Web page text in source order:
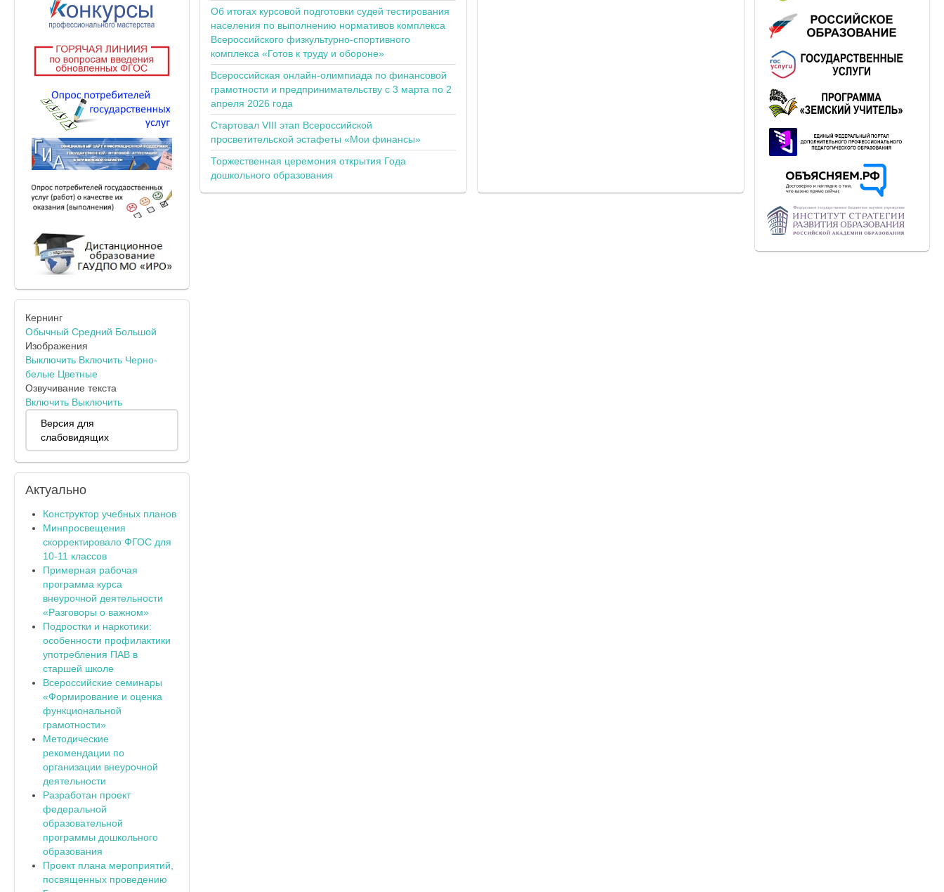
Об итогах курсовой подготовки судей тестирования
населения по выполнению нормативов комплекса
Всероссийского физкультурно-спортивного
комплекса «Готов к труду и обороне»
Всероссийская онлайн-олимпиада по финансовой
грамотности и предпринимательству с 3 марта по 2
апреля 2026 года
Стартовал VIII этап Всероссийской
просветительской эстафеты «Мои финансы»
Торжественная церемония открытия Года
дошкольного образования
Кернинг
Обычный Средний Большой
Изображения
Выключить Включить Черно-
белые Цветные
Озвучивание текста
Включить Выключить
Версия для
слабовидящих
Актуально
Конструктор учебных планов
Минпросвещения
скорректировало ФГОС для
10-11 классов
Примерная рабочая
программа курса
внеурочной деятельности
«Разговоры о важном»
Подростки и наркотики:
особенности профилактики
употребления ПАВ в
старшей школе
Всероссийские семинары
«Формирование и оценка
функциональной
грамотности»
Методические
рекомендации по
организации внеурочной
деятельности
Разработан проект
федеральной
образовательной
программы дошкольного
образования
Проект плана мероприятий,
посвященных проведению